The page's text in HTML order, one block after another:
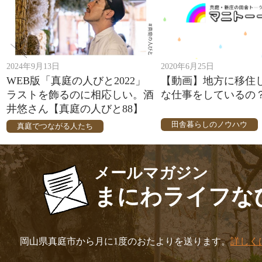
2024年9月13日
WEB版「真庭の人びと2022」
ラストを飾るのに相応しい。酒
井悠さん【真庭の人びと88】
真庭でつながる人たち
2020年6月25日
【動画】地方に移住
な仕事をしているの
田舎暮らしのノウハウ
メールマガジン
まにわライフな
岡山県真庭市から月に1度のおたよりを送ります。詳しく